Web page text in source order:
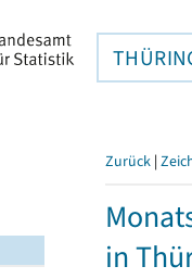
Zurück |
in